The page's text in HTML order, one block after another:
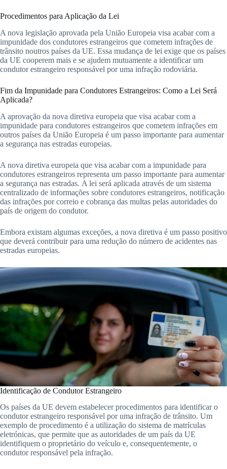
Procedimentos para Aplicação da Lei
A nova legislação aprovada pela União Europeia visa acabar com a
impunidade dos condutores estrangeiros que cometem infrações de
trânsito noutros países da UE. Essa mudança de lei exige que os países
da UE cooperem mais e se ajudem mutuamente a identificar um
condutor estrangeiro responsável por uma infração rodoviária.
Fim da Impunidade para Condutores Estrangeiros: Como a Lei Será
Aplicada?
A aprovação da nova diretiva europeia que visa acabar com a
impunidade para condutores estrangeiros que cometem infrações em
outros países da União Europeia é um passo importante para aumentar
a segurança nas estradas europeias.
A nova diretiva europeia que visa acabar com a impunidade para
condutores estrangeiros representa um passo importante para aumentar
a segurança nas estradas. A lei será aplicada através de um sistema
centralizado de informações sobre condutores estrangeiros, notificação
das infrações por correio e cobrança das multas pelas autoridades do
país de origem do condutor.
Embora existam algumas exceções, a nova diretiva é um passo positivo
que deverá contribuir para uma redução do número de acidentes nas
estradas europeias.
Identificação de Condutor Estrangeiro
Os países da UE devem estabelecer procedimentos para identificar o
condutor estrangeiro responsável por uma infração de trânsito. Um
exemplo de procedimento é a utilização do sistema de matrículas
eletrónicas, que permite que as autoridades de um país da UE
identifiquem o proprietário do veículo e, consequentemente, o
condutor responsável pela infração.